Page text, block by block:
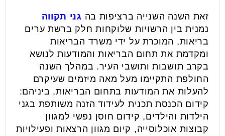
זאת השנה השנייה ברציפות בה גני תקווה
נמנית בין הרשויות שלוקחות חלק ברשת ערים
בריאות, המוכרת על ידי משרד הבריאות
ומקדמת את תחום הבריאות והמודעות לנושא
בקרב תושבות ותושבי העיר. במהלך השנה
החולפת התקיימו מעל מאה מיזמים שעיקרם
להעלות את המודעות בתחום הבריאות, ביניהם:
קידום הכנסת תכנית לעידוד הזנה משותפת בגני
הילדות והילדים, קידום חוסן נפשי למגוון
קבוצות אוכלוסייה, קיום מגוון הרצאות ופעילויות